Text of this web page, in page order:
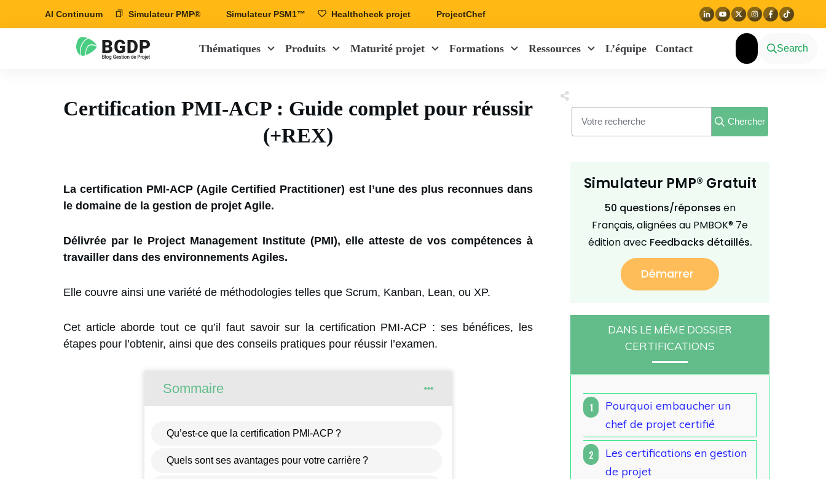
AI Continuum Simulateur PMP® Simulateur PSM1™ Healthcheck projet ProjectChef
Thématiques Produits Maturité projet Formations Ressources L’équipe Contact Search
Certification PMI-ACP : Guide complet pour réussir
(+REX)
La certification PMI-ACP (Agile Certified Practitioner) est l’une des plus reconnues dans
le domaine de la gestion de projet Agile.
Délivrée par le Project Management Institute (PMI), elle atteste de vos compétences à
travailler dans des environnements Agiles.
Elle couvre ainsi une variété de méthodologies telles que Scrum, Kanban, Lean, ou XP.
Cet article aborde tout ce qu’il faut savoir sur la certification PMI-ACP : ses bénéfices, les
étapes pour l’obtenir, ainsi que des conseils pratiques pour réussir l’examen.
Sommaire
Qu’est-ce que la certification PMI-ACP ?
Quels sont ses avantages pour votre carrière ?
Chercher
Simulateur PMP® Gratuit
50 questions/réponses en
Français, alignées au PMBOK® 7e
édition avec Feedbacks détaillés.
Démarrer
DANS LE MÊME DOSSIER
CERTIFICATIONS
1
Pourquoi embaucher un
chef de projet certifié
2
Les certifications en gestion
de projet